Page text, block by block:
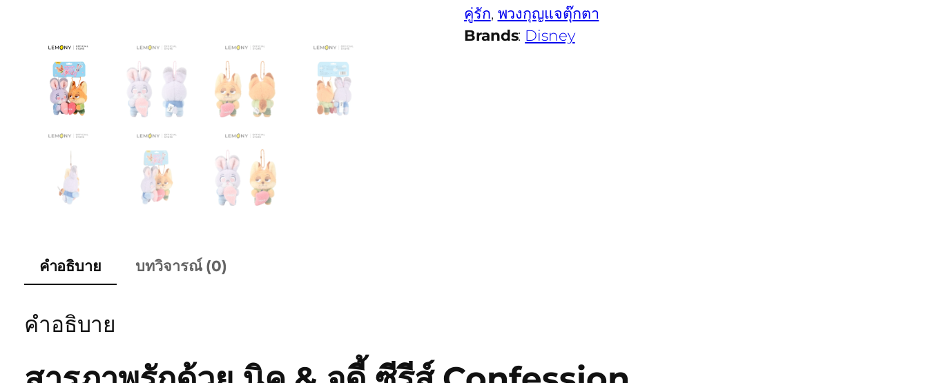
คู่รัก, พวงกุญแจตุ๊กตา
Brands: Disney
คำอธิบาย บทวิจารณ์ (0)
คำอธิบาย